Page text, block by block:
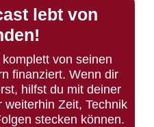
lebt von
von seinen
finanziert. Wenn dir
hilfst du mit deiner
Zeit, Technik
stecken können.